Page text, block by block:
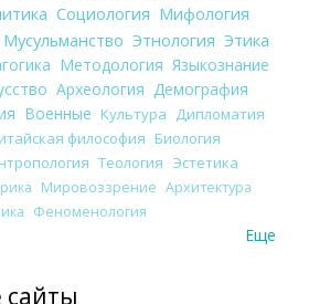
Социология Мифология
Мусульманство Этнология Этика
Методология Языкознание
Археология Демография
Военные Культура
Дипломатия
философия Биология
Теология Эстетика
Мировоззрение Архитектура
Феноменология
Еще
сайты